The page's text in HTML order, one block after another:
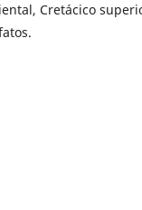
Cretácico